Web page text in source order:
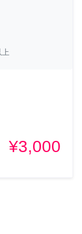
¥3,000